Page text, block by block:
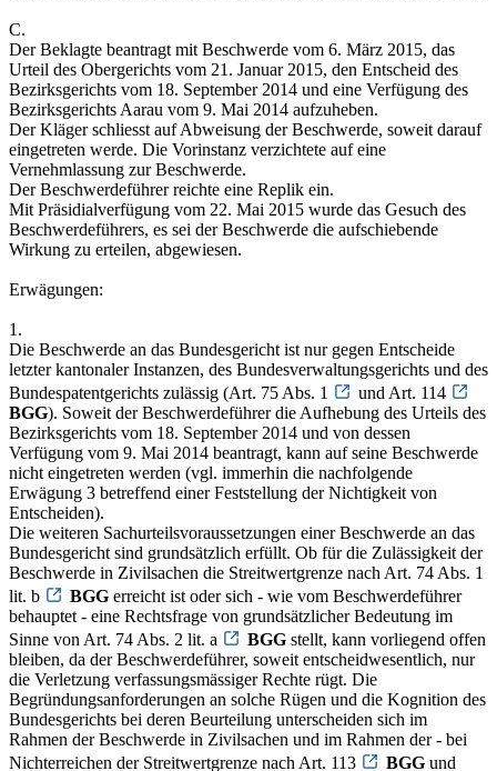
C.
Der Beklagte beantragt mit Beschwerde vom 6. März 2015, das
Urteil des Obergerichts vom 21. Januar 2015, den Entscheid des
Bezirksgerichts vom 18. September 2014 und eine Verfügung des
Bezirksgerichts Aarau vom 9. Mai 2014 aufzuheben.
Der Kläger schliesst auf Abweisung der Beschwerde, soweit darauf
eingetreten werde. Die Vorinstanz verzichtete auf eine
Vernehmlassung zur Beschwerde.
Der Beschwerdeführer reichte eine Replik ein.
Mit Präsidialverfügung vom 22. Mai 2015 wurde das Gesuch des
Beschwerdeführers, es sei der Beschwerde die aufschiebende
Wirkung zu erteilen, abgewiesen.
Erwägungen:
1.
Die Beschwerde an das Bundesgericht ist nur gegen Entscheide
letzter kantonaler Instanzen, des Bundesverwaltungsgerichts und des
Bundespatentgerichts zulässig (Art. 75 Abs. 1
und Art. 114
BGG). Soweit der Beschwerdeführer die Aufhebung des Urteils des
Bezirksgerichts vom 18. September 2014 und von dessen
Verfügung vom 9. Mai 2014 beantragt, kann auf seine Beschwerde
nicht eingetreten werden (vgl. immerhin die nachfolgende
Erwägung 3 betreffend einer Feststellung der Nichtigkeit von
Entscheiden).
Die weiteren Sachurteilsvoraussetzungen einer Beschwerde an das
Bundesgericht sind grundsätzlich erfüllt. Ob für die Zulässigkeit der
Beschwerde in Zivilsachen die Streitwertgrenze nach Art. 74 Abs. 1
lit. b
BGG erreicht ist oder sich - wie vom Beschwerdeführer
behauptet - eine Rechtsfrage von grundsätzlicher Bedeutung im
Sinne von Art. 74 Abs. 2 lit. a
BGG stellt, kann vorliegend offen
bleiben, da der Beschwerdeführer, soweit entscheidwesentlich, nur
die Verletzung verfassungsmässiger Rechte rügt. Die
Begründungsanforderungen an solche Rügen und die Kognition des
Bundesgerichts bei deren Beurteilung unterscheiden sich im
Rahmen der Beschwerde in Zivilsachen und im Rahmen der - bei
Nichterreichen der Streitwertgrenze nach Art. 113
BGG und